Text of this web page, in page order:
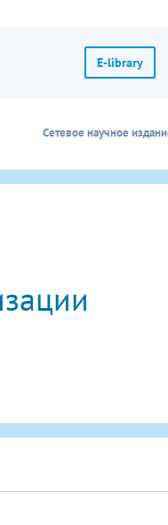
E-library
Сетевое научное